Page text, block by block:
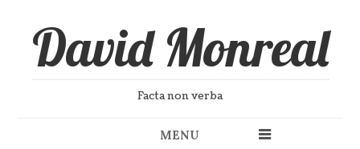
David Monreal
Facta non verba
MENU